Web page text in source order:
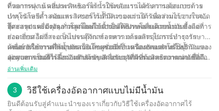
ที่หลากหลาย คอมเพรสเซอร์ไร้น้ำมันของเราได้รับการออกแบบด้วย
เทคโนโลยีล้ำสมัยและวิศวกรรมที่มีความแม่นยำ เพื่อส่งมอบอากาศอัด
ที่สะอาดและมีคุณภาพสูงโดยไม่จำเป็นต้องหล่อลื่นด้วยน้ำมัน
ด้วยการมุ่งเน้นที่ประสิทธิภาพการใช้พลังงานและความต้องการการ
บำรุงรักษาต่ำ คอมเพรสเซอร์ไร้น้ำมันของเราได้รับความไว้วางใจจาก
อุตสาหกรรมต่างๆ ทั่วโลกในด้านประสิทธิภาพและความน่าเชื่อถือที่
ยอดเยี่ยม ไม่ว่าจะเป็นบรรจุภัณฑ์อาหาร การผลิตอุปกรณ์ทางการ
แพทย์ หรือการผลิตอุปกรณ์อิเล็กทรอนิกส์ เครื่องอัดอากาศไร้น้ำมันของ
Jinyuan เป็นตัวเลือกอันดับต้นๆ สำหรับธุรกิจที่ต้องการอากาศอัดที่
สะอาดและเชื่อถือได้
โดยสรุป เครื่องอัดอากาศแบบไร้น้ำมันให้ประโยชน์มากมาย ตั้งแต่การ
ส่งอากาศอัดที่สะอาดไปจนถึงการลดความต้องการในการบำรุงรักษา
ด้วยการใช้งานที่หลากหลายและความก้าวหน้าทางเทคโนโลยี
คอมเพรสเซอร์ไร้น้ำมันกำลังขับเคลื่อนนวัตกรรมและความน่าเชื่อถือ
ในอุตสาหกรรมต่างๆ ในฐานะผู้นำด้านเทคโนโลยีอากาศบริสุทธิ์
อัดอากาศแบบไร้น้ำมัน โดยมอบอากาศอัดที่สะอาดและเชื่อถือได้แก่
ธุรกิจต่างๆ ที่พวกเขาต้องการเพื่อประสบความสำเร็จ
เครื่องอัดอากาศไร้น้ำมันเป็นโซลูชั่นที่เป็นนวัตกรรมสำหรับธุรกิจและ
อุตสาหกรรมที่กำลังมองหาระบบอัดอากาศที่มีประสิทธิภาพและเชื่อถือ
ได้ ด้วยเทคโนโลยีและการออกแบบขั้นสูง คอมเพรสเซอร์เหล่านี้จึงไม่
บำรุงรักษาต่ำ ในฐานะบริษัทที่มีประสบการณ์ 30 ปีในอุตสาหกรรมนี้
เราเข้าใจถึงความสำคัญของการลงทุนในอุปกรณ์คุณภาพสูงที่ตรงกับ
ความต้องการของลูกค้าของเรา เครื่องอัดอากาศไร้น้ำมันเป็นข้อพิสูจน์
อ่านเพิ่มเติม
3 วิธีใช้เครื่องอัดอากาศแบบไม่มีน้ำมัน
ยินดีต้อนรับสู่คำแนะนำของเราเกี่ยวกับวิธีใช้เครื่องอัดอากาศไร้